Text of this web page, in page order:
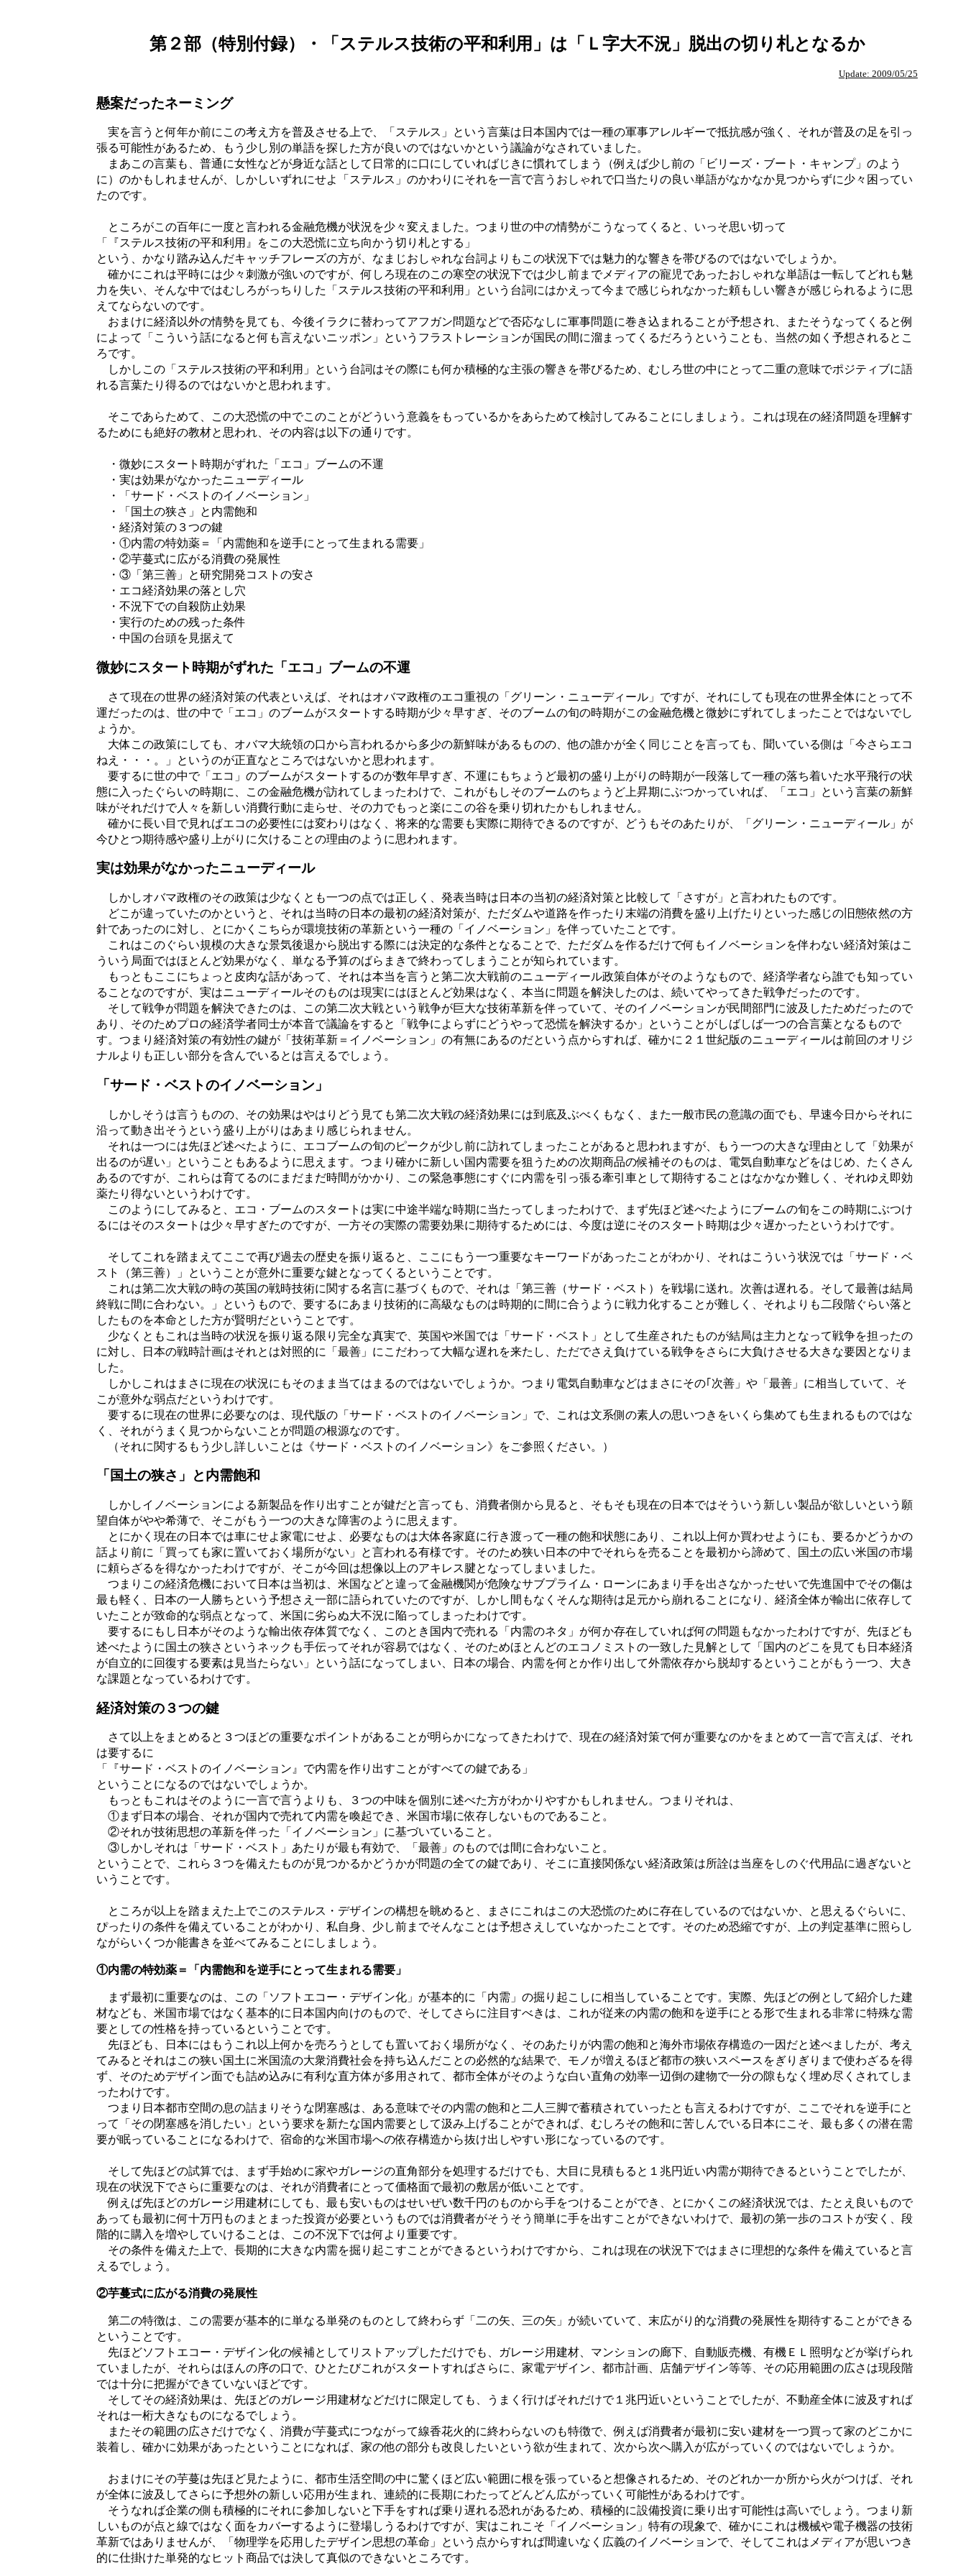
第２部（特別付録）・「ステルス技術の平和利用」は「Ｌ字大不況」脱出の切り札となるか
Update: 2009/05/25
懸案だったネーミング
実を言うと何年か前にこの考え方を普及させる上で、「ステルス」という言葉は日本国内では一種の軍事アレルギーで抵抗感が強く、それが普及の足を引っ
張る可能性があるため、もう少し別の単語を探した方が良いのではないかという議論がなされていました。
まあこの言葉も、普通に女性などが身近な話として日常的に口にしていればじきに慣れてしまう（例えば少し前の「ビリーズ・ブート・キャンプ」のよう
に）のかもしれませんが、しかしいずれにせよ「ステルス」のかわりにそれを一言で言うおしゃれで口当たりの良い単語がなかなか見つからずに少々困ってい
たのです。
ところがこの百年に一度と言われる金融危機が状況を少々変えました。つまり世の中の情勢がこうなってくると、いっそ思い切って
「『ステルス技術の平和利用』をこの大恐慌に立ち向かう切り札とする」
という、かなり踏み込んだキャッチフレーズの方が、なまじおしゃれな台詞よりもこの状況下では魅力的な響きを帯びるのではないでしょうか。
確かにこれは平時には少々刺激が強いのですが、何しろ現在のこの寒空の状況下では少し前までメディアの寵児であったおしゃれな単語は一転してどれも魅
力を失い、そんな中ではむしろがっちりした「ステルス技術の平和利用」という台詞にはかえって今まで感じられなかった頼もしい響きが感じられるように思
えてならないのです。
おまけに経済以外の情勢を見ても、今後イラクに替わってアフガン問題などで否応なしに軍事問題に巻き込まれることが予想され、またそうなってくると例
によって「こういう話になると何も言えないニッポン」というフラストレーションが国民の間に溜まってくるだろうということも、当然の如く予想されるとこ
ろです。
しかしこの「ステルス技術の平和利用」という台詞はその際にも何か積極的な主張の響きを帯びるため、むしろ世の中にとって二重の意味でポジティブに語
れる言葉たり得るのではないかと思われます。
そこであらためて、この大恐慌の中でこのことがどういう意義をもっているかをあらためて検討してみることにしましょう。これは現在の経済問題を理解す
るためにも絶好の教材と思われ、その内容は以下の通りです。
・微妙にスタート時期がずれた「エコ」ブームの不運
・実は効果がなかったニューディール
・「サード・ベストのイノベーション」
・「国土の狭さ」と内需飽和
・経済対策の３つの鍵
・①内需の特効薬＝「内需飽和を逆手にとって生まれる需要」
・②芋蔓式に広がる消費の発展性
・③「第三善」と研究開発コストの安さ
・エコ経済効果の落とし穴
・不況下での自殺防止効果
・実行のための残った条件
・中国の台頭を見据えて
微妙にスタート時期がずれた「エコ」ブームの不運
さて現在の世界の経済対策の代表といえば、それはオバマ政権のエコ重視の「グリーン・ニューディール」ですが、それにしても現在の世界全体にとって不
運だったのは、世の中で「エコ」のブームがスタートする時期が少々早すぎ、そのブームの旬の時期がこの金融危機と微妙にずれてしまったことではないでし
ょうか。
大体この政策にしても、オバマ大統領の口から言われるから多少の新鮮味があるものの、他の誰かが全く同じことを言っても、聞いている側は「今さらエコ
ねえ・・・。」というのが正直なところではないかと思われます。
要するに世の中で「エコ」のブームがスタートするのが数年早すぎ、不運にもちょうど最初の盛り上がりの時期が一段落して一種の落ち着いた水平飛行の状
態に入ったぐらいの時期に、この金融危機が訪れてしまったわけで、これがもしそのブームのちょうど上昇期にぶつかっていれば、「エコ」という言葉の新鮮
味がそれだけで人々を新しい消費行動に走らせ、その力でもっと楽にこの谷を乗り切れたかもしれません。
確かに長い目で見ればエコの必要性には変わりはなく、将来的な需要も実際に期待できるのですが、どうもそのあたりが、「グリーン・ニューディール」が
今ひとつ期待感や盛り上がりに欠けることの理由のように思われます。
実は効果がなかったニューディール
しかしオバマ政権のその政策は少なくとも一つの点では正しく、発表当時は日本の当初の経済対策と比較して「さすが」と言われたものです。
どこが違っていたのかというと、それは当時の日本の最初の経済対策が、ただダムや道路を作ったり末端の消費を盛り上げたりといった感じの旧態依然の方
針であったのに対し、とにかくこちらが環境技術の革新という一種の「イノベーション」を伴っていたことです。
これはこのぐらい規模の大きな景気後退から脱出する際には決定的な条件となることで、ただダムを作るだけで何もイノベーションを伴わない経済対策はこ
ういう局面ではほとんど効果がなく、単なる予算のばらまきで終わってしまうことが知られています。
もっともここにちょっと皮肉な話があって、それは本当を言うと第二次大戦前のニューディール政策自体がそのようなもので、経済学者なら誰でも知ってい
ることなのですが、実はニューディールそのものは現実にはほとんど効果はなく、本当に問題を解決したのは、続いてやってきた戦争だったのです。
そして戦争が問題を解決できたのは、この第二次大戦という戦争が巨大な技術革新を伴っていて、そのイノベーションが民間部門に波及したためだったので
あり、そのためプロの経済学者同士が本音で議論をすると「戦争によらずにどうやって恐慌を解決するか」ということがしばしば一つの合言葉となるもので
す。つまり経済対策の有効性の鍵が「技術革新＝イノベーション」の有無にあるのだという点からすれば、確かに２１世紀版のニューディールは前回のオリジ
ナルよりも正しい部分を含んでいるとは言えるでしょう。
「サード・ベストのイノベーション」
しかしそうは言うものの、その効果はやはりどう見ても第二次大戦の経済効果には到底及ぶべくもなく、また一般市民の意識の面でも、早速今日からそれに
沿って動き出そうという盛り上がりはあまり感じられません。
それは一つには先ほど述べたように、エコブームの旬のピークが少し前に訪れてしまったことがあると思われますが、もう一つの大きな理由として「効果が
出るのが遅い」ということもあるように思えます。つまり確かに新しい国内需要を狙うための次期商品の候補そのものは、電気自動車などをはじめ、たくさん
あるのですが、これらは育てるのにまだまだ時間がかかり、この緊急事態にすぐに内需を引っ張る牽引車として期待することはなかなか難しく、それゆえ即効
薬たり得ないというわけです。
このようにしてみると、エコ・ブームのスタートは実に中途半端な時期に当たってしまったわけで、まず先ほど述べたようにブームの旬をこの時期にぶつけ
るにはそのスタートは少々早すぎたのですが、一方その実際の需要効果に期待するためには、今度は逆にそのスタート時期は少々遅かったというわけです。
そしてこれを踏まえてここで再び過去の歴史を振り返ると、ここにもう一つ重要なキーワードがあったことがわかり、それはこういう状況では「サード・ベ
スト（第三善）」ということが意外に重要な鍵となってくるということです。
これは第二次大戦の時の英国の戦時技術に関する名言に基づくもので、それは「第三善（サード・ベスト）を戦場に送れ。次善は遅れる。そして最善は結局
終戦に間に合わない。」というもので、要するにあまり技術的に高級なものは時期的に間に合うように戦力化することが難しく、それよりも二段階ぐらい落と
したものを本命とした方が賢明だということです。
少なくともこれは当時の状況を振り返る限り完全な真実で、英国や米国では「サード・ベスト」として生産されたものが結局は主力となって戦争を担ったの
に対し、日本の戦時計画はそれとは対照的に「最善」にこだわって大幅な遅れを来たし、ただでさえ負けている戦争をさらに大負けさせる大きな要因となりま
した。
しかしこれはまさに現在の状況にもそのまま当てはまるのではないでしょうか。つまり電気自動車などはまさにその｢次善」や「最善」に相当していて、そ
こが意外な弱点だというわけです。
要するに現在の世界に必要なのは、現代版の「サード・ベストのイノベーション」で、これは文系側の素人の思いつきをいくら集めても生まれるものではな
く、それがうまく見つからないことが問題の根源なのです。
（それに関するもう少し詳しいことは《サード・ベストのイノベーション》をご参照ください。）
「国土の狭さ」と内需飽和
しかしイノベーションによる新製品を作り出すことが鍵だと言っても、消費者側から見ると、そもそも現在の日本ではそういう新しい製品が欲しいという願
望自体がやや希薄で、そこがもう一つの大きな障害のように思えます。
とにかく現在の日本では車にせよ家電にせよ、必要なものは大体各家庭に行き渡って一種の飽和状態にあり、これ以上何か買わせようにも、要るかどうかの
話より前に「買っても家に置いておく場所がない」と言われる有様です。そのため狭い日本の中でそれらを売ることを最初から諦めて、国土の広い米国の市場
に頼らざるを得なかったわけですが、そこが今回は想像以上のアキレス腱となってしまいました。
つまりこの経済危機において日本は当初は、米国などと違って金融機関が危険なサブプライム・ローンにあまり手を出さなかったせいで先進国中でその傷は
最も軽く、日本の一人勝ちという予想さえ一部に語られていたのですが、しかし間もなくそんな期待は足元から崩れることになり、経済全体が輸出に依存して
いたことが致命的な弱点となって、米国に劣らぬ大不況に陥ってしまったわけです。
要するにもし日本がそのような輸出依存体質でなく、このとき国内で売れる「内需のネタ」が何か存在していれば何の問題もなかったわけですが、先ほども
述べたように国土の狭さというネックも手伝ってそれが容易ではなく、そのためほとんどのエコノミストの一致した見解として「国内のどこを見ても日本経済
が自立的に回復する要素は見当たらない」という話になってしまい、日本の場合、内需を何とか作り出して外需依存から脱却するということがもう一つ、大き
な課題となっているわけです。
経済対策の３つの鍵
さて以上をまとめると３つほどの重要なポイントがあることが明らかになってきたわけで、現在の経済対策で何が重要なのかをまとめて一言で言えば、それ
は要するに
「『サード・ベストのイノベーション』で内需を作り出すことがすべての鍵である」
ということになるのではないでしょうか。
もっともこれはそのように一言で言うよりも、３つの中味を個別に述べた方がわかりやすかもしれません。つまりそれは、
①まず日本の場合、それが国内で売れて内需を喚起でき、米国市場に依存しないものであること。
②それが技術思想の革新を伴った「イノベーション」に基づいていること。
③しかしそれは「サード・ベスト」あたりが最も有効で、「最善」のものでは間に合わないこと。
ということで、これら３つを備えたものが見つかるかどうかが問題の全ての鍵であり、そこに直接関係ない経済政策は所詮は当座をしのぐ代用品に過ぎないと
いうことです。
ところが以上を踏まえた上でこのステルス・デザインの構想を眺めると、まさにこれはこの大恐慌のために存在しているのではないか、と思えるぐらいに、
ぴったりの条件を備えていることがわかり、私自身、少し前までそんなことは予想さえしていなかったことです。そのため恐縮ですが、上の判定基準に照らし
ながらいくつか能書きを並べてみることにしましょう。
①内需の特効薬＝「内需飽和を逆手にとって生まれる需要」
まず最初に重要なのは、この「ソフトエコー・デザイン化」が基本的に「内需」の掘り起こしに相当していることです。実際、先ほどの例として紹介した建
材なども、米国市場ではなく基本的に日本国内向けのもので、そしてさらに注目すべきは、これが従来の内需の飽和を逆手にとる形で生まれる非常に特殊な需
要としての性格を持っているということです。
先ほども、日本にはもうこれ以上何かを売ろうとしても置いておく場所がなく、そのあたりが内需の飽和と海外市場依存構造の一因だと述べましたが、考え
てみるとそれはこの狭い国土に米国流の大衆消費社会を持ち込んだことの必然的な結果で、モノが増えるほど都市の狭いスペースをぎりぎりまで使わざるを得
ず、そのためデザイン面でも詰め込みに有利な直方体が多用されて、都市全体がそのような白い直角の効率一辺倒の建物で一分の隙もなく埋め尽くされてしま
ったわけです。
つまり日本都市空間の息の詰まりそうな閉塞感は、ある意味でその内需の飽和と二人三脚で蓄積されていったとも言えるわけですが、ここでそれを逆手にと
って「その閉塞感を消したい」という要求を新たな国内需要として汲み上げることができれば、むしろその飽和に苦しんでいる日本にこそ、最も多くの潜在需
要が眠っていることになるわけで、宿命的な米国市場への依存構造から抜け出しやすい形になっているのです。
そして先ほどの試算では、まず手始めに家やガレージの直角部分を処理するだけでも、大目に見積もると１兆円近い内需が期待できるということでしたが、
現在の状況下でさらに重要なのは、それが消費者にとって価格面で最初の敷居が低いことです。
例えば先ほどのガレージ用建材にしても、最も安いものはせいぜい数千円のものから手をつけることができ、とにかくこの経済状況では、たとえ良いもので
あっても最初に何十万円ものまとまった投資が必要というものでは消費者がそうそう簡単に手を出すことができないわけで、最初の第一歩のコストが安く、段
階的に購入を増やしていけることは、この不況下では何より重要です。
その条件を備えた上で、長期的に大きな内需を掘り起こすことができるというわけですから、これは現在の状況下ではまさに理想的な条件を備えていると言
えるでしょう。
②芋蔓式に広がる消費の発展性
第二の特徴は、この需要が基本的に単なる単発のものとして終わらず「二の矢、三の矢」が続いていて、末広がり的な消費の発展性を期待することができる
ということです。
先ほどソフトエコー・デザイン化の候補としてリストアップしただけでも、ガレージ用建材、マンションの廊下、自動販売機、有機ＥＬ照明などが挙げられ
ていましたが、それらはほんの序の口で、ひとたびこれがスタートすればさらに、家電デザイン、都市計画、店舗デザイン等等、その応用範囲の広さは現段階
では十分に把握ができていないほどです。
そしてその経済効果は、先ほどのガレージ用建材などだけに限定しても、うまく行けばそれだけで１兆円近いということでしたが、不動産全体に波及すれば
それは一桁大きなものになるでしょう。
またその範囲の広さだけでなく、消費が芋蔓式につながって線香花火的に終わらないのも特徴で、例えば消費者が最初に安い建材を一つ買って家のどこかに
装着し、確かに効果があったということになれば、家の他の部分も改良したいという欲が生まれて、次から次へ購入が広がっていくのではないでしょうか。
おまけにその芋蔓は先ほど見たように、都市生活空間の中に驚くほど広い範囲に根を張っていると想像されるため、そのどれか一か所から火がつけば、それ
が全体に波及してさらに予想外の新しい応用が生まれ、連続的に長期にわたってどんどん広がっていく可能性があるわけです。
そうなれば企業の側も積極的にそれに参加しないと下手をすれば乗り遅れる恐れがあるため、積極的に設備投資に乗り出す可能性は高いでしょう。つまり新
しいものが点と線ではなく面をカバーするように登場しうるわけですが、実はこれこそ「イノベーション」特有の現象で、確かにこれは機械や電子機器の技術
革新ではありませんが、「物理学を応用したデザイン思想の革命」という点からすれば間違いなく広義のイノベーションで、そしてこれはメディアが思いつき
的に仕掛けた単発的なヒット商品では決して真似のできないところです。